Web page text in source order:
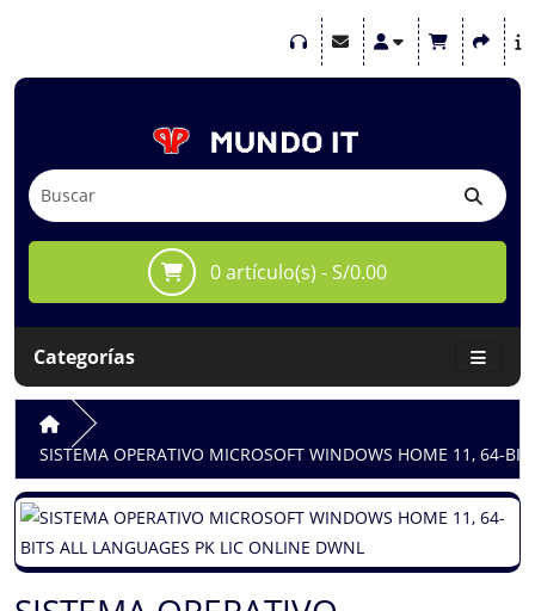
0 artículo(s) - S/0.00
Categorías
SISTEMA OPERATIVO MICROSOFT WINDOWS HOME 11, 64-